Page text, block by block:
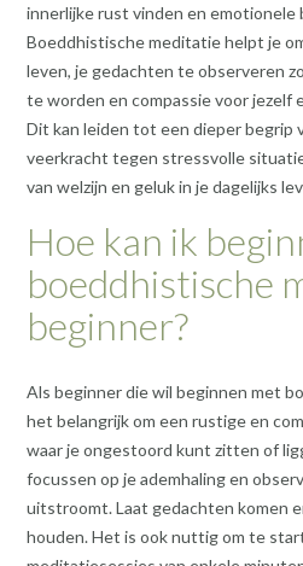
innerlijke rust vinden en emotionele
Boeddhistische meditatie helpt je
leven, je gedachten te observeren
te worden en compassie voor jezelf
Dit kan leiden tot een dieper begrip
veerkracht tegen stressvolle
van welzijn en geluk in je dagelijks
Hoe kan ik
boeddhistische
beginner?
Als beginner die wil beginnen met
het belangrijk om een rustige en
waar je ongestoord kunt zitten of
focussen op je ademhaling en
uitstroomt. Laat gedachten komen
houden. Het is ook nuttig om te